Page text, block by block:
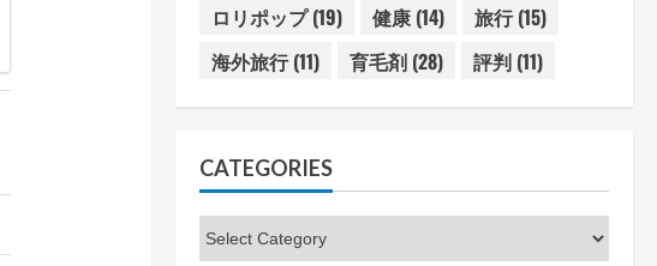
ロリポップ(19) 健康(14) 旅行(15)
海外旅行(11) 育毛剤(28) 評判(11)
CATEGORIES